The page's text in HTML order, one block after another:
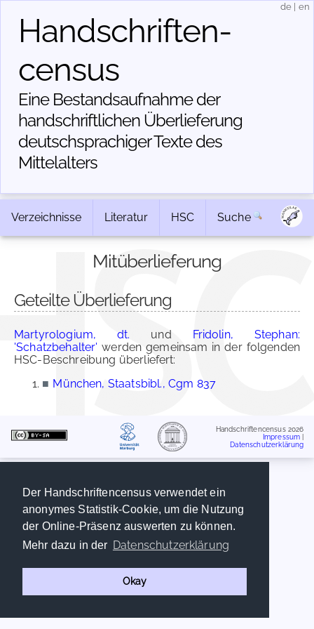
Der Handschriftencensus verwendet ein
anonymes Statistik-Cookie, um die Nutzung
der Online-Präsenz auswerten zu können.
Mehr dazu in der Datenschutzerklärung
Okay
Handschriften­
census
Eine Bestandsaufnahme der
handschriftlichen Über­lieferung
deutschsprachiger Texte des
Mittelalters
de en
Verzeichnisse Literatur HSC Suche
Mitüberlieferung
Geteilte Überlieferung
Martyrologium, dt. und Fridolin, Stephan:
'Schatzbehalter' werden gemeinsam in der folgenden
HSC-Beschreibung überliefert:
■ München, Staatsbibl., Cgm 837
Handschriftencensus 2026
Impressum
Datenschutzerklärung